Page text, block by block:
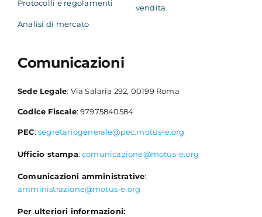
Protocolli e regolamenti
Analisi di mercato
vendita
Comunicazioni
Sede Legale: Via Salaria 292, 00199 Roma
Codice Fiscale: 97975840584
PEC: segretariogenerale@pec.motus-e.org
Ufficio stampa:comunicazione@motus-e.org
Comunicazioni amministrative:
amministrazione@motus-e.org
Per ulteriori informazioni: